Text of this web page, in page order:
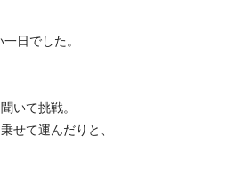
日でした。
いて挑戦。
せて運んだりと、